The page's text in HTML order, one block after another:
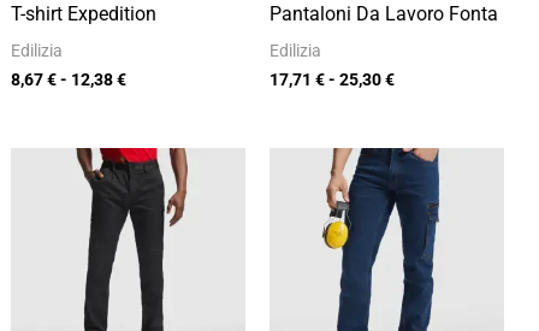
T-shirt Expedition
Edilizia
8,67€- 12,38€
Pantaloni Da Lavoro Fonta
Edilizia
17,71 €- 25,30€
Fascia
di
prezzo:
10,50 €
a
15,00 €
Fascia
di
prezzo:
da
21,01 €
30,01 €